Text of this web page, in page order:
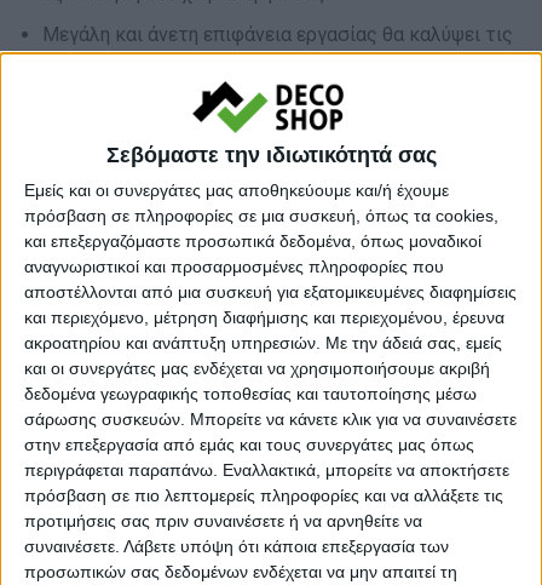
Σεβόμαστε την ιδιωτικότητά σας
Εμείς και οι συνεργάτες μας αποθηκεύουμε και/ή έχουμε
πρόσβαση σε πληροφορίες σε μια συσκευή, όπως τα cookies,
και επεξεργαζόμαστε προσωπικά δεδομένα, όπως μοναδικοί
αναγνωριστικοί και προσαρμοσμένες πληροφορίες που
αποστέλλονται από μια συσκευή για εξατομικευμένες διαφημίσεις
και περιεχόμενο, μέτρηση διαφήμισης και περιεχομένου, έρευνα
ακροατηρίου και ανάπτυξη υπηρεσιών. Με την άδειά σας, εμείς
και οι συνεργάτες μας ενδέχεται να χρησιμοποιήσουμε ακριβή
δεδομένα γεωγραφικής τοποθεσίας και ταυτοποίησης μέσω
σάρωσης συσκευών. Μπορείτε να κάνετε κλικ για να συναινέσετε
στην επεξεργασία από εμάς και τους συνεργάτες μας όπως
περιγράφεται παραπάνω. Εναλλακτικά, μπορείτε να αποκτήσετε
πρόσβαση σε πιο λεπτομερείς πληροφορίες και να αλλάξετε τις
προτιμήσεις σας πριν συναινέσετε ή να αρνηθείτε να
συναινέσετε. Λάβετε υπόψη ότι κάποια επεξεργασία των
προσωπικών σας δεδομένων ενδέχεται να μην απαιτεί τη
Μεγάλη και άνετη επιφάνεια εργασίας θα καλύψει τις
Στιβαρή κατασκευή που εξασφαλίζει ότι το γραφείο
δεν θα ταρακουνιέται με το παραμικρό
Σε απόθεμα
Ποσότητα